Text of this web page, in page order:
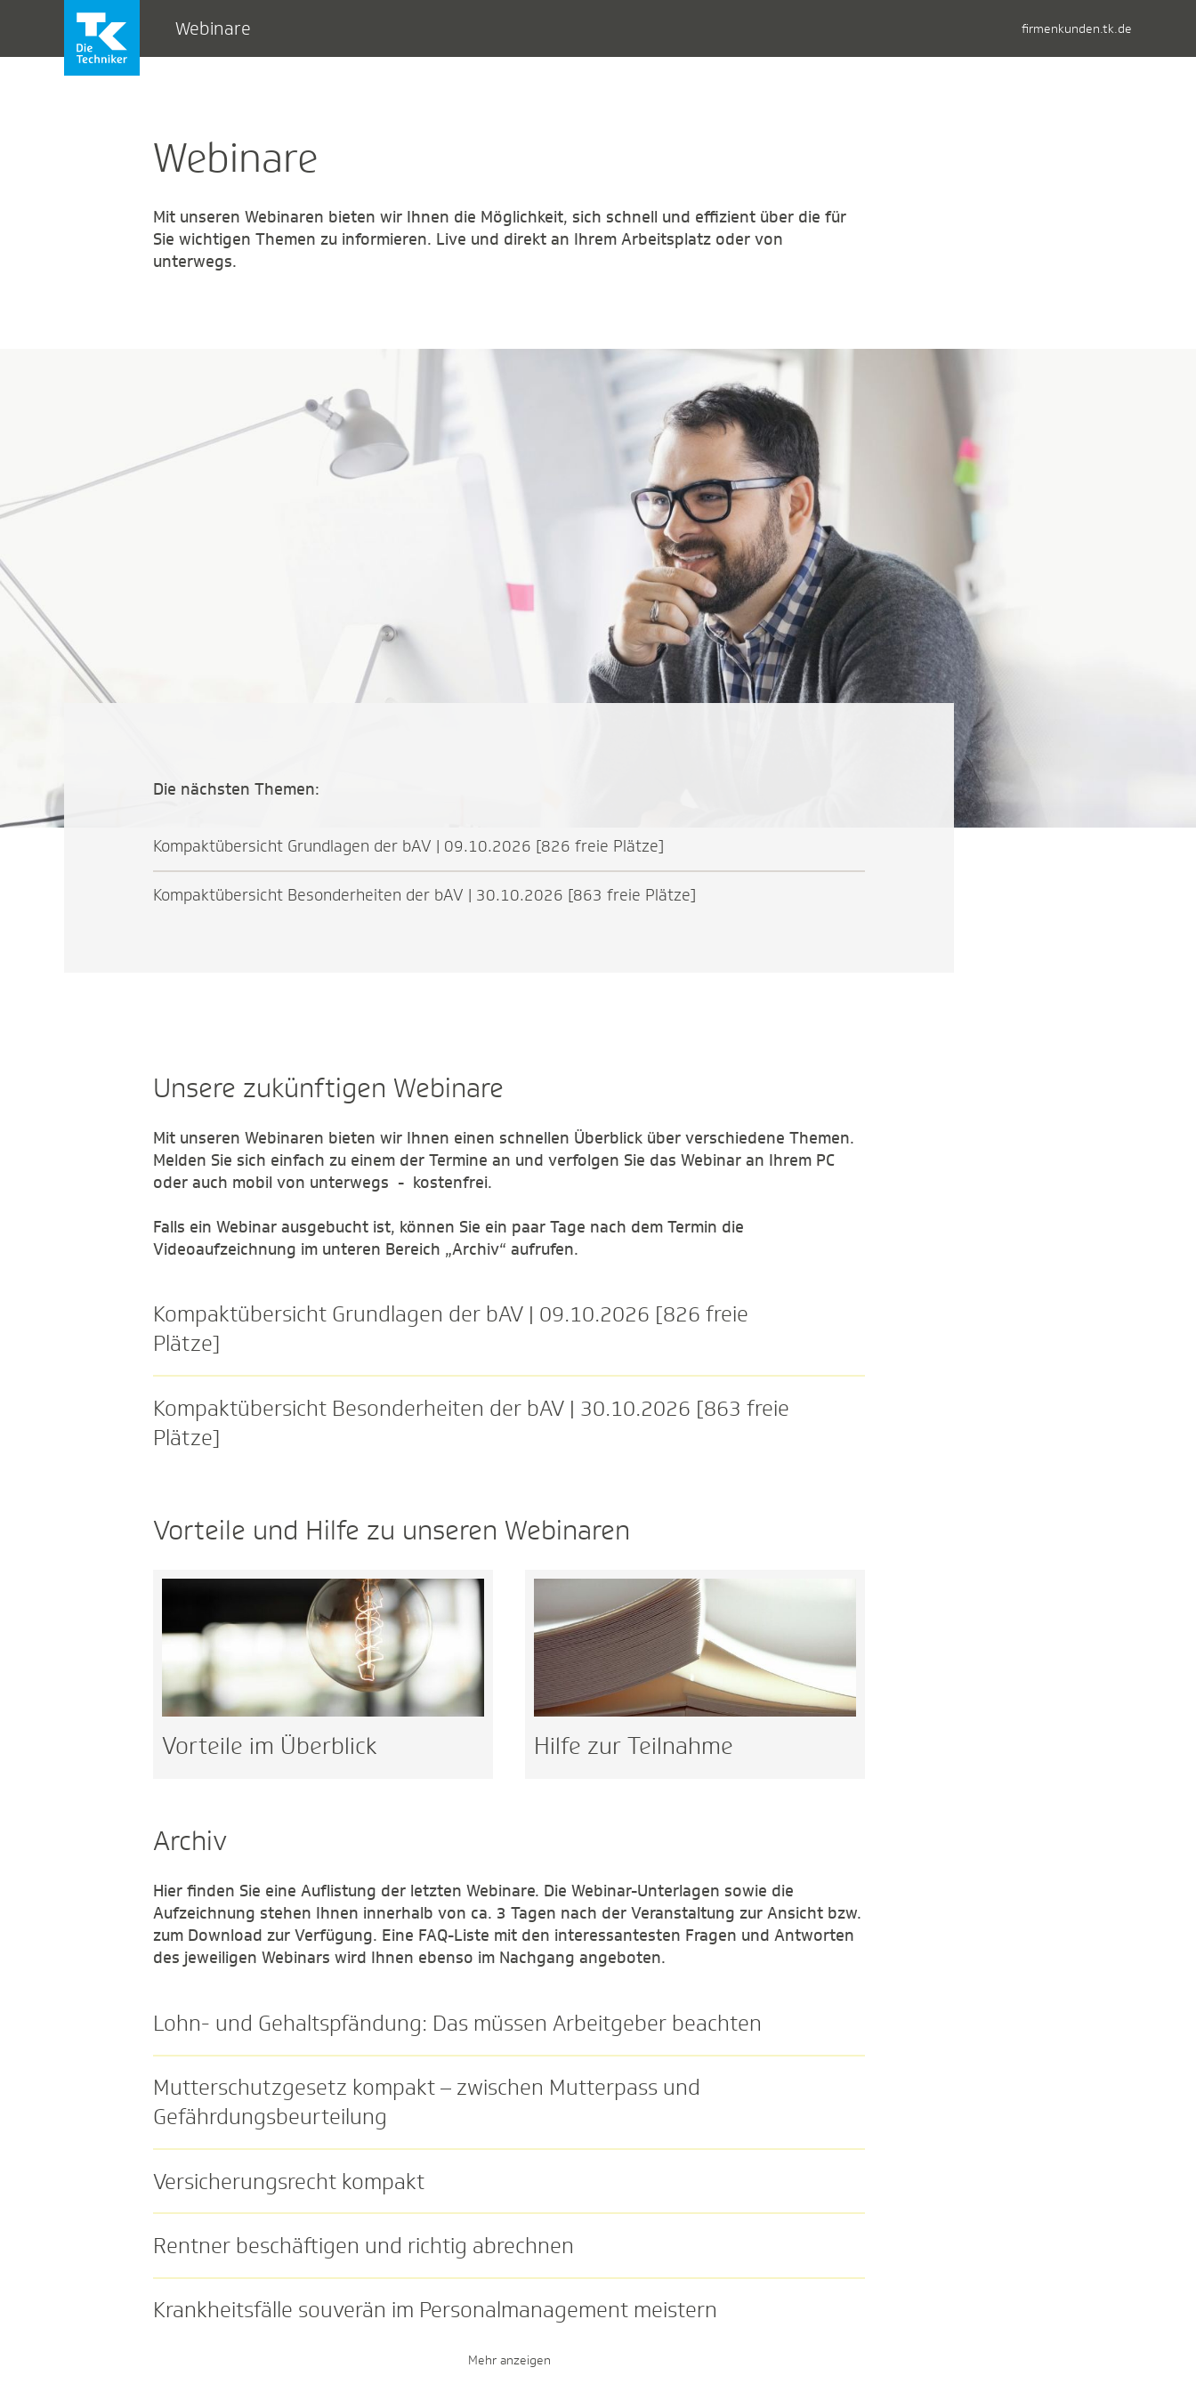
Webinare firmenkunden.tk.de
Webinare
Mit unseren Webinaren bieten wir Ihnen die Möglichkeit, sich schnell und effizient über die für
Sie wichtigen Themen zu informieren. Live und direkt an Ihrem Arbeitsplatz oder von
unterwegs.
Die nächsten Themen:
Kompaktübersicht Grundlagen der bAV | 09.10.2026 [826 freie Plätze]
Kompaktübersicht Besonderheiten der bAV | 30.10.2026 [863 freie Plätze]
Unsere zukünftigen Webinare
Mit unseren Webinaren bieten wir Ihnen einen schnellen Überblick über verschiedene Themen.
Melden Sie sich einfach zu einem der Termine an und verfolgen Sie das Webinar an Ihrem PC
oder auch mobil von unterwegs - kostenfrei.
Falls ein Webinar ausgebucht ist, können Sie ein paar Tage nach dem Termin die
Videoaufzeichnung im unteren Bereich „Archiv“ aufrufen.
Kompaktübersicht Grundlagen der bAV | 09.10.2026 [826 freie
Plätze]
Kompaktübersicht Besonderheiten der bAV | 30.10.2026 [863 freie
Plätze]
Vorteile und Hilfe zu unseren Webinaren
Vorteile im Überblick Hilfe zur Teilnahme
Archiv
Hier finden Sie eine Auflistung der letzten Webinare. Die Webinar-Unterlagen sowie die
Aufzeichnung stehen Ihnen innerhalb von ca. 3 Tagen nach der Veranstaltung zur Ansicht bzw.
zum Download zur Verfügung. Eine FAQ-Liste mit den interessantesten Fragen und Antworten
des jeweiligen Webinars wird Ihnen ebenso im Nachgang angeboten.
Lohn- und Gehaltspfändung: Das müssen Arbeitgeber beachten
Mutterschutzgesetz kompakt – zwischen Mutterpass und
Gefährdungsbeurteilung
Versicherungsrecht kompakt
Rentner beschäftigen und richtig abrechnen
Krankheitsfälle souverän im Personalmanagement meistern
Mehr anzeigen